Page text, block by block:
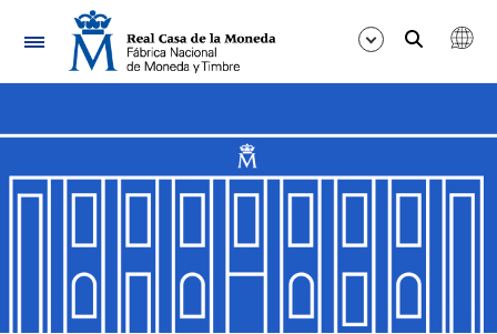
Nabigazioa
Erakutsi/Ezkutatu
Erakutsi/Ezkutatu
Erakutsi/Ezkutatu